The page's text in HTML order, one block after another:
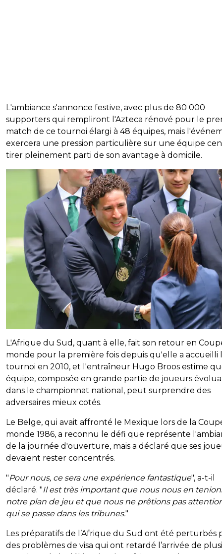
L'ambiance s'annonce festive, avec plus de 80 000
supporters qui rempliront l'Azteca rénové pour le
match de ce tournoi élargi à 48 équipes, mais
exercera une pression particulière sur une équipe
tirer pleinement parti de son avantage à domicile.
L'Afrique du Sud, quant à elle, fait son retour en
monde pour la première fois depuis qu'elle a accueilli
tournoi en 2010, et l'entraîneur Hugo Broos estime
équipe, composée en grande partie de joueurs
dans le championnat national, peut surprendre des
adversaires mieux cotés.
Le Belge, qui avait affronté le Mexique lors de la
monde 1986, a reconnu le défi que représente
de la journée d'ouverture, mais a déclaré que ses
devaient rester concentrés.
"Pour nous, ce sera une expérience fantastique", a-t-il
déclaré. "Il est très important que nous nous en
notre plan de jeu et que nous ne prêtions pas
qui se passe dans les tribunes."
Les préparatifs de l’Afrique du Sud ont été perturbés
des problèmes de visa qui ont retardé l’arrivée de